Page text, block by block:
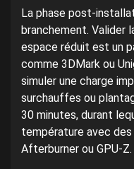
La phase post-
branchement. Valider
espace réduit est un
comme 3DMark ou
simuler une charge
surchauffes ou
30 minutes, durant
température avec
Afterburner ou GPU-Z.